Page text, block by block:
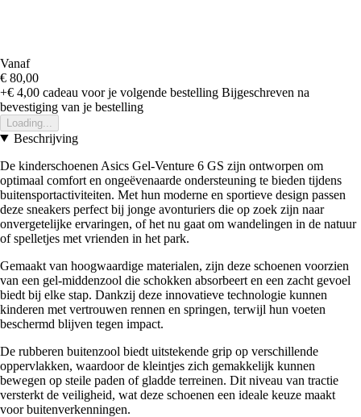
Vanaf
€ 80,00
+€ 4,00 cadeau voor je volgende bestelling Bijgeschreven na
bevestiging van je bestelling
Loading...
Beschrijving
De kinderschoenen Asics Gel-Venture 6 GS zijn ontworpen om
optimaal comfort en ongeëvenaarde ondersteuning te bieden tijdens
buitensportactiviteiten. Met hun moderne en sportieve design passen
deze sneakers perfect bij jonge avonturiers die op zoek zijn naar
onvergetelijke ervaringen, of het nu gaat om wandelingen in de natuur
of spelletjes met vrienden in het park.
Gemaakt van hoogwaardige materialen, zijn deze schoenen voorzien
van een gel-middenzool die schokken absorbeert en een zacht gevoel
biedt bij elke stap. Dankzij deze innovatieve technologie kunnen
kinderen met vertrouwen rennen en springen, terwijl hun voeten
beschermd blijven tegen impact.
De rubberen buitenzool biedt uitstekende grip op verschillende
oppervlakken, waardoor de kleintjes zich gemakkelijk kunnen
bewegen op steile paden of gladde terreinen. Dit niveau van tractie
versterkt de veiligheid, wat deze schoenen een ideale keuze maakt
voor buitenverkenningen.